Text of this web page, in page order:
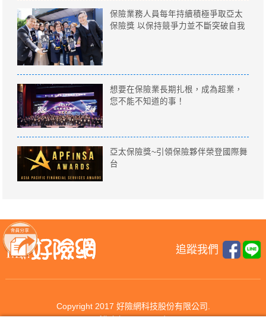
保險業務人員每年持續積極爭取亞太
保險獎 以保持競爭力並不斷突破自我
想要在保險業長期扎根，成為超業，
您不能不知道的事！
亞太保險獎~引領保險夥伴榮登國際舞
台
追蹤我們
Copyright 2017 好險網科技股份有限公司.
All rights reserved.